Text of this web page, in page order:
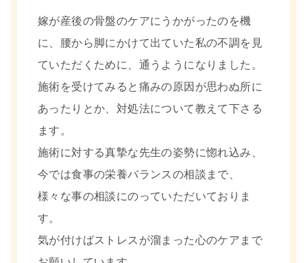
嫁が産後の骨盤のケアにうかがったのを機
に、腰から脚にかけて出ていた私の不調を見
ていただくために、通うようになりました。
施術を受けてみると痛みの原因が思わぬ所に
あったりとか、対処法について教えて下さる
ます。
施術に対する真摯な先生の姿勢に惚れ込み、
今では食事の栄養バランスの相談まで、
様々な事の相談にのっていただいておりま
す。
気が付けばストレスが溜まった心のケアまで